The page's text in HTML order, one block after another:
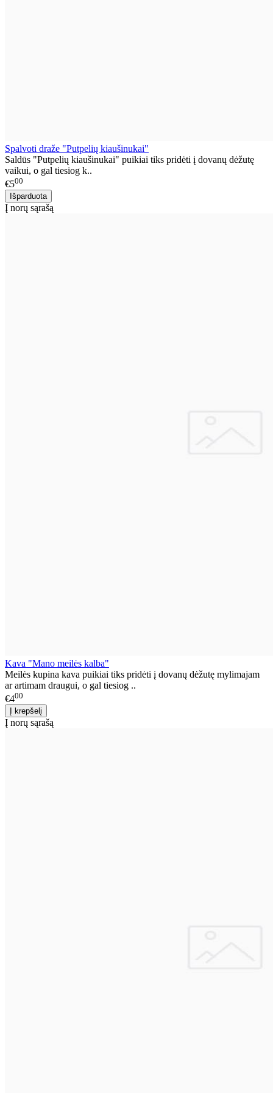
Spalvoti draže "Putpelių kiaušinukai"
Saldūs "Putpelių kiaušinukai" puikiai tiks pridėti į dovanų dėžutę
vaikui, o gal tiesiog k..
€500
Į norų sąrašą
Kava "Mano meilės kalba"
Meilės kupina kava puikiai tiks pridėti į dovanų dėžutę mylimajam
ar artimam draugui, o gal tiesiog ..
€400
Į norų sąrašą